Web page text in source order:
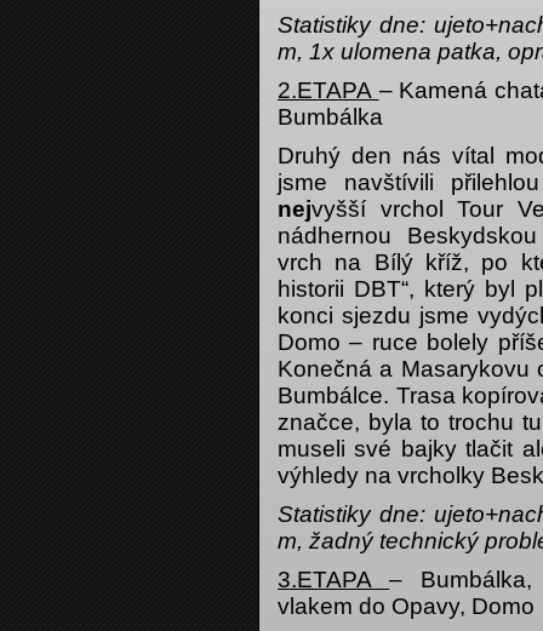
Statistiky dne:
m, 1x ulomena patka,
2.ETAPA – Kamená
Bumbálka
Druhý den nás vítal
jsme navštívili
nejvyšší vrchol Tour
nádhernou
vrch na Bílý kříž, po
historii DBT“, který byl
konci sjezdu jsme
Domo – ruce bolely
Konečná a Masarykovu
Bumbálce. Trasa
značce, byla to trochu
museli své bajky tlačit
výhledy na vrcholky
Statistiky dne:
m, žadný technický
3.ETAPA–
vlakem do Opavy, Domo